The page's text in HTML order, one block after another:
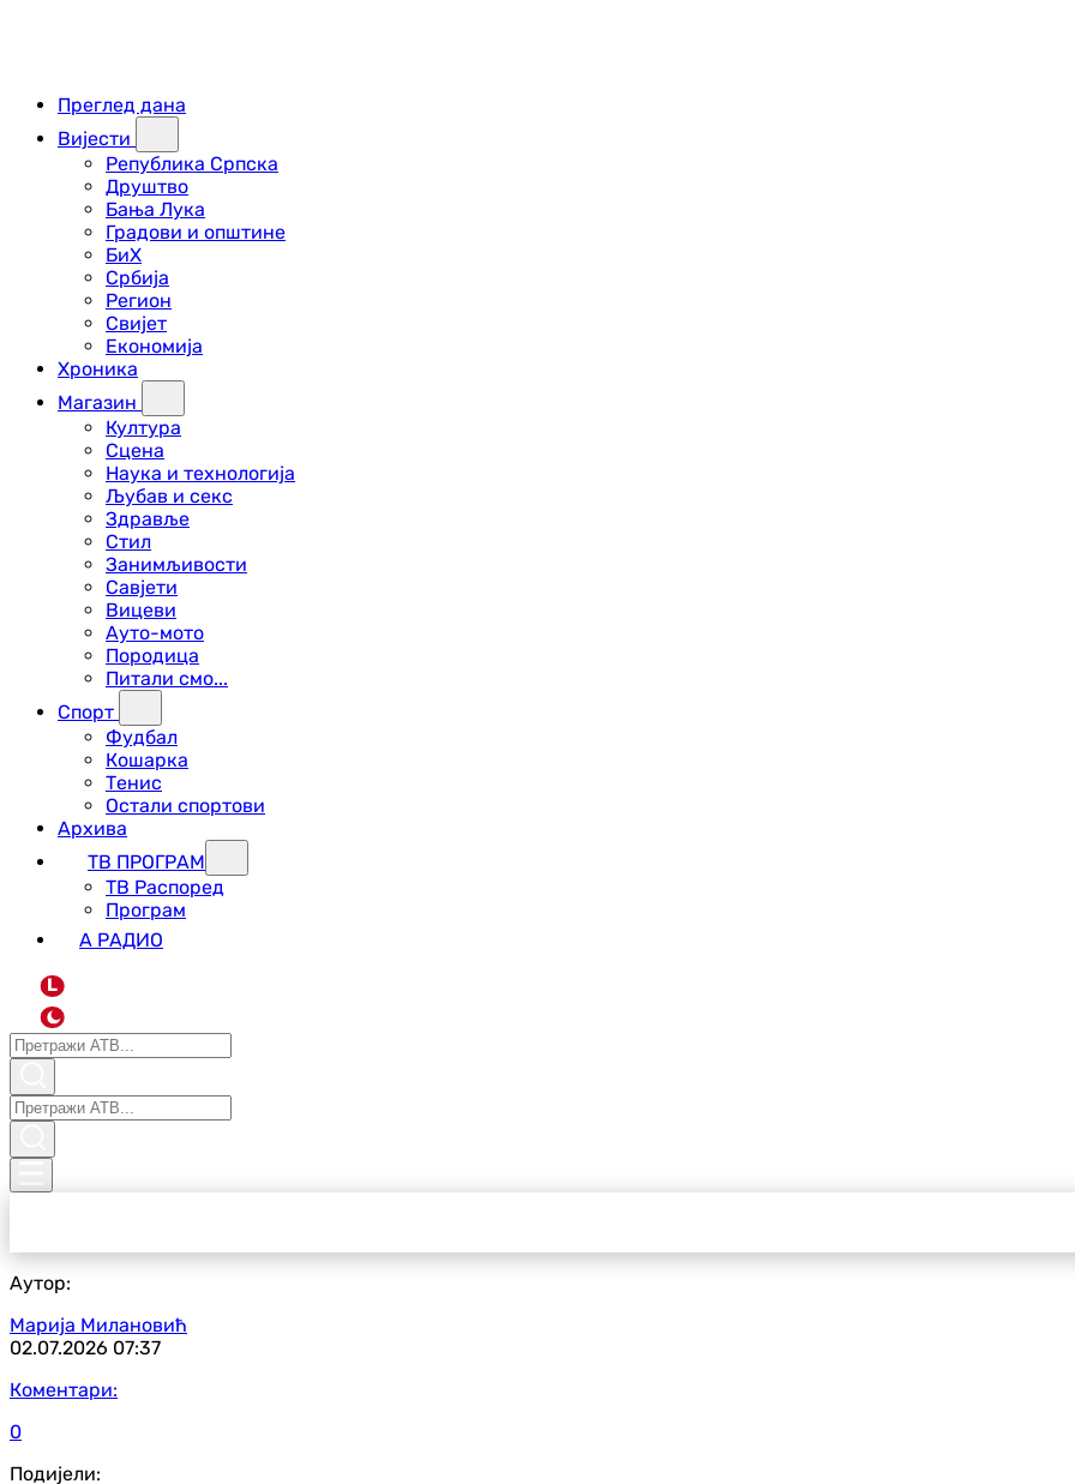
Преглед дана
Вијести
Република Српска
Друштво
Бања Лука
Градови и општине
БиХ
Србија
Регион
Свијет
Економија
Хроника
Магазин
Култура
Сцена
Наука и технологија
Љубав и секс
Здравље
Стил
Занимљивости
Савјети
Вицеви
Ауто-мото
Породица
Питали смо...
Спорт
Фудбал
Кошарка
Тенис
Остали спортови
Архива
ТВ ПРОГРАМ
ТВ Распоред
Програм
А РАДИО
L
Аутор:
Марија Милановић
02.07.2026 07:37
Коментари:
0
Подијели: